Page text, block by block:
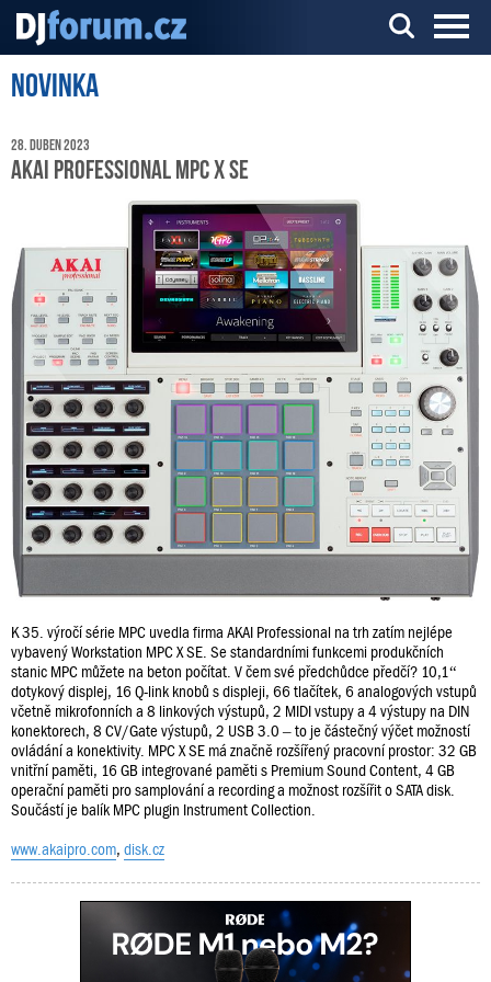
Server o DJ technice a DJingu
Novinka
28. duben 2023
AKAI Professional MPC X SE
K 35. výročí série MPC uvedla firma AKAI Professional na trh zatím nejlépe
vybavený Workstation MPC X SE. Se standardními funkcemi produkčních
stanic MPC můžete na beton počítat. V čem své předchůdce předčí? 10,1“
dotykový displej, 16 Q-link knobů s displeji, 66 tlačítek, 6 analogových vstupů
včetně mikrofonních a 8 linkových výstupů, 2 MIDI vstupy a 4 výstupy na DIN
konektorech, 8 CV/Gate výstupů, 2 USB 3.0 – to je částečný výčet možností
ovládání a konektivity. MPC X SE má značně rozšířený pracovní prostor: 32 GB
vnitřní paměti, 16 GB integrované paměti s Premium Sound Content, 4 GB
operační paměti pro samplování a recording a možnost rozšířit o SATA disk.
Součástí je balík MPC plugin Instrument Collection.
www.akaipro.com, disk.cz